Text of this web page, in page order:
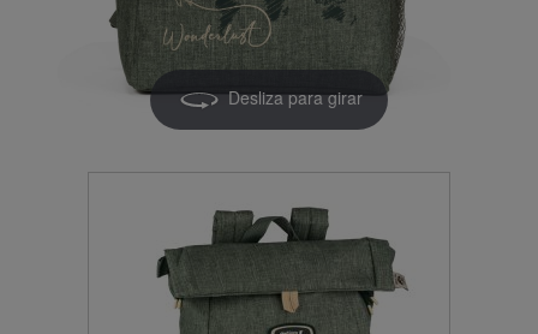
Desliza para girar